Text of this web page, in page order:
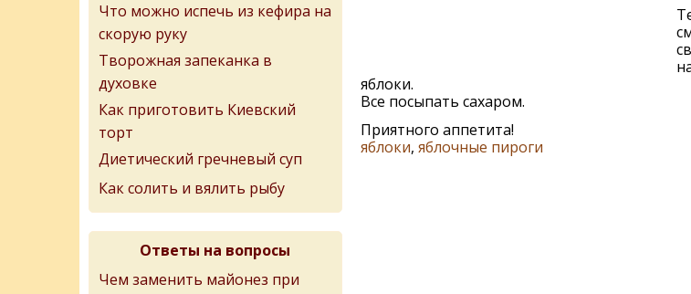
яблоки.
Все посыпать сахаром.
Приятного аппетита!
яблоки, яблочные пироги
Что можно испечь из кефира на
скорую руку
Творожная запеканка в
духовке
Как приготовить Киевский
торт
Диетический гречневый суп
Как солить и вялить рыбу
Ответы на вопросы
Чем заменить майонез при